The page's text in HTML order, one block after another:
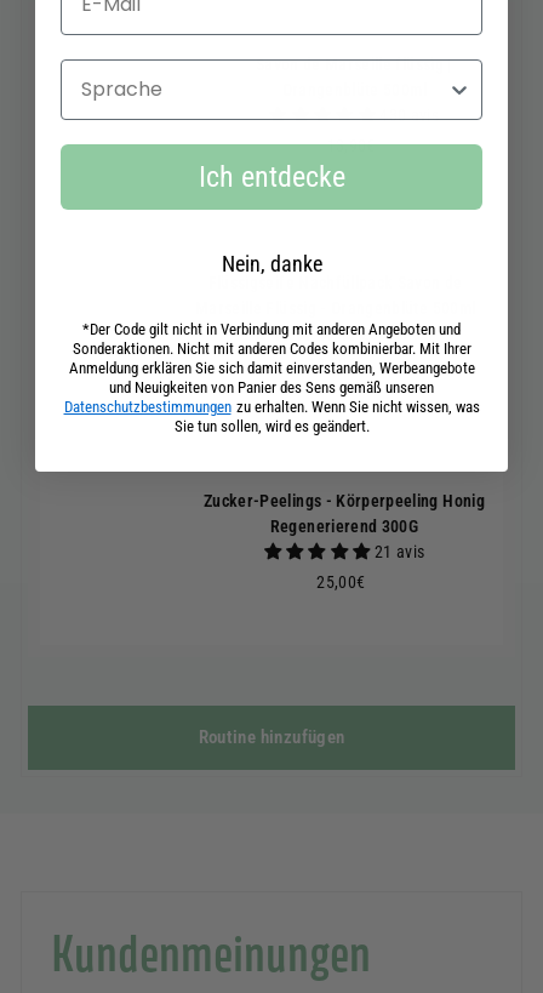
IKONISCH
Savon de Marseille flüssig |
430 avis
13,90€13,90€
250 avis
10,90€10,90€
Zucker-Peelings - Körperpeeling Honig
Regenerierend 300G
21 avis
25,00€
Routine hinzufügen
Kundenmeinungen
Sprache
Ich entdecke
Nein, danke
*Der Code gilt nicht in Verbindung mit anderen Angeboten und
Sonderaktionen. Nicht mit anderen Codes kombinierbar. Mit Ihrer
Anmeldung erklären Sie sich damit einverstanden, Werbeangebote
und Neuigkeiten von Panier des Sens gemäß unseren
Datenschutzbestimmungen zu erhalten. Wenn Sie nicht wissen, was
Sie tun sollen, wird es geändert.